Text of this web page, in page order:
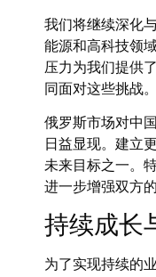
我们将继续深化
能源和高科技领
压力为我们提供
同面对这些挑战。
俄罗斯市场对中
日益显现。建立
未来目标之一。
进一步增强双方
持续成长
为了实现持续的